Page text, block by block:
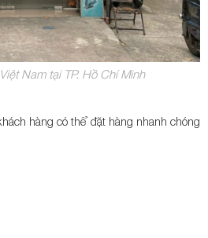
Nam tại TP. Hồ Chí Minh
hàng có thể đặt hàng nhanh chóng